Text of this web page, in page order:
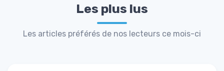
Les plus lus
Les articles préférés de nos lecteurs ce mois-ci